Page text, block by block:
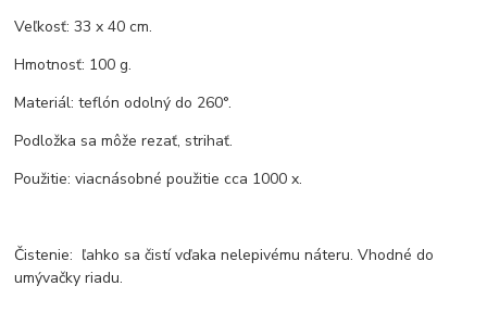
Veľkosť: 33 x 40 cm.
Hmotnosť: 100 g.
Materiál: teflón odolný do 260°.
Podložka sa môže rezať, strihať.
Použitie: viacnásobné použitie cca 1000 x.
Čistenie: ľahko sa čistí vďaka nelepivému náteru. Vhodné do
umývačky riadu.